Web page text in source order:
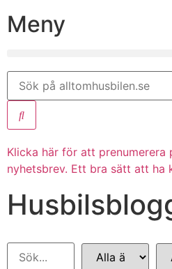
Meny
Klicka här för att prenumerera
nyhetsbrev. Ett bra sätt att ha